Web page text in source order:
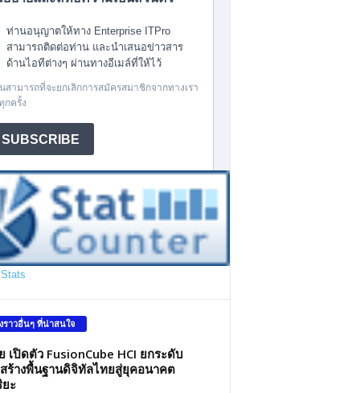
ราวอื่นๆ ที่น่าสนใจ
เปิดตัว FusionCube HCI ยกระดับ
ร้างพื้นฐานดิจิทัลไทยสู่ยุคอนาคต
ะ